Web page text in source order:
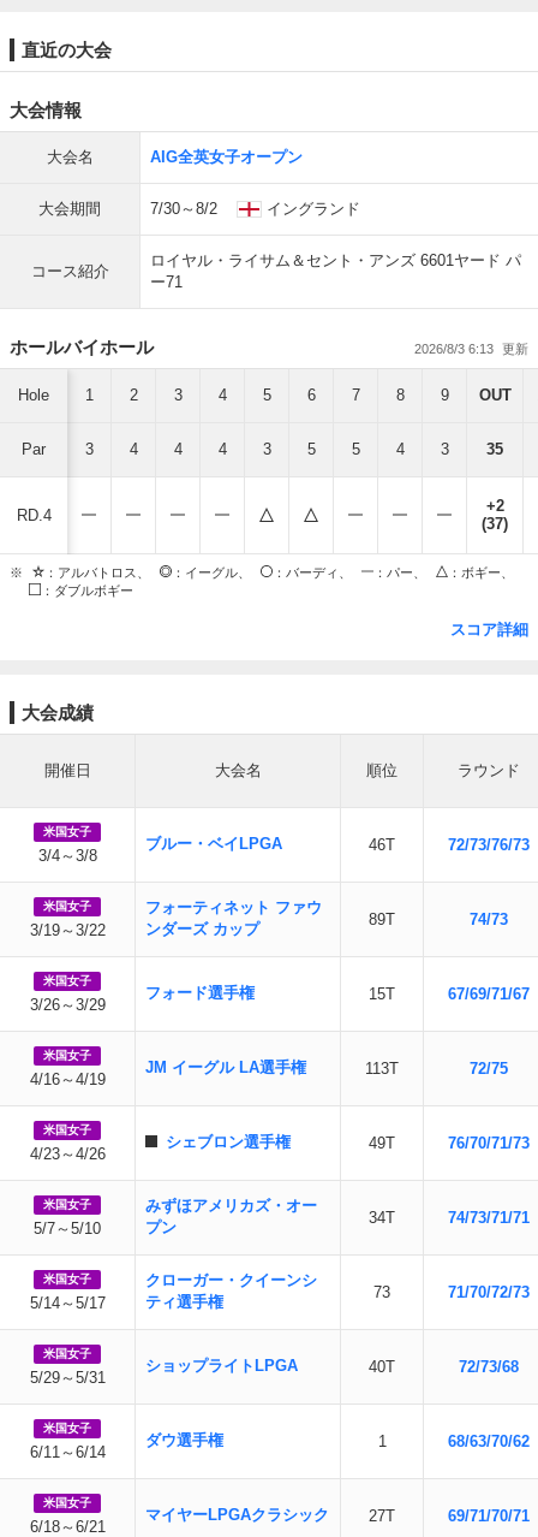
直近の大会
大会情報
大会名 AIG全英女子オープン
大会期間 7/30～8/2 イングランド
コース紹介
ロイヤル・ライサム＆セント・アンズ 6601ヤード パ
ー71
ホールバイホール 2026/8/3 6:13
Hole
Par
RD.4
1 2 3 4 5 6 7 8 9 OUT
3 4 4 4 3 5 5 4 3 35
+2
(37)
※ ：アルバトロス、 ：イーグル、 ：バーディ、 ：パー、
：ボギー、
：ダブルボギー
スコア詳細
大会成績
開催日 大会名 順位 ラウンド
米国女子
3/4～3/8
ブルー・ベイLPGA 46T 72/73/76/73
米国女子
3/19～3/22
フォーティネット ファウ
ンダーズ カップ
89T 74/73
米国女子
3/26～3/29
フォード選手権 15T 67/69/71/67
米国女子
4/16～4/19
JM イーグル LA選手権 113T 72/75
米国女子
4/23～4/26
シェブロン選手権 49T 76/70/71/73
米国女子
5/7～5/10
みずほアメリカズ・オー
プン
34T 74/73/71/71
米国女子
5/14～5/17
クローガー・クイーンシ
ティ選手権
73 71/70/72/73
米国女子
5/29～5/31
ショップライトLPGA 40T 72/73/68
米国女子
6/11～6/14
ダウ選手権 1 68/63/70/62
米国女子
6/18～6/21
マイヤーLPGAクラシック 27T 69/71/70/71